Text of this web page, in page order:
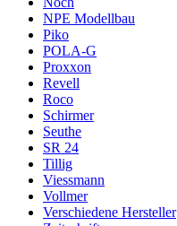
NPE Modellbau
Piko
POLA-G
Proxxon
Revell
Roco
Schirmer
Seuthe
SR 24
Tillig
Viessmann
Vollmer
Verschiedene Hersteller